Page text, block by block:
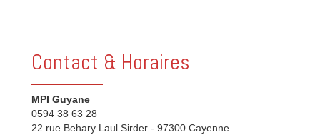
Contact & Horaires
MPI Guyane
0594 38 63 28
22 rue Behary Laul Sirder - 97300 Cayenne